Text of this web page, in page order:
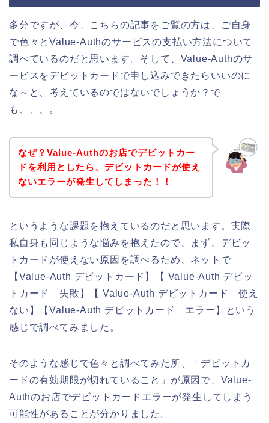
多分ですが、今、こちらの記事をご覧の方は、ご自身
で色々とValue-Authのサービスの支払い方法について
調べているのだと思います。そして、Value-Authのサ
ービスをデビットカードで申し込みできたらいいのに
な～と、考えているのではないでしょうか？で
も、、、。
なぜ？Value-Authのお店でデビットカー
ドを利用としたら、デビットカードが使え
ないエラーが発生してしまった！！
というような課題を抱えているのだと思います。実際
私自身も同じような悩みを抱えたので、まず、デビッ
トカードが使えない原因を調べるため、ネットで
【Value-Auth デビットカード】【 Value-Auth デビッ
トカード 失敗】【 Value-Auth デビットカード 使え
ない】【Value-Auth デビットカード エラー】という
感じで調べてみました。
そのような感じで色々と調べてみた所、「デビットカ
ードの有効期限が切れていること」が原因で、Value-
Authのお店でデビットカードエラーが発生してしまう
可能性があることが分かりました。